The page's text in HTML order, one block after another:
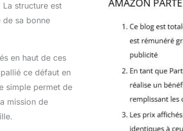
structure est
de sa bonne
en haut de ces
ce défaut en
simple permet de
mission de